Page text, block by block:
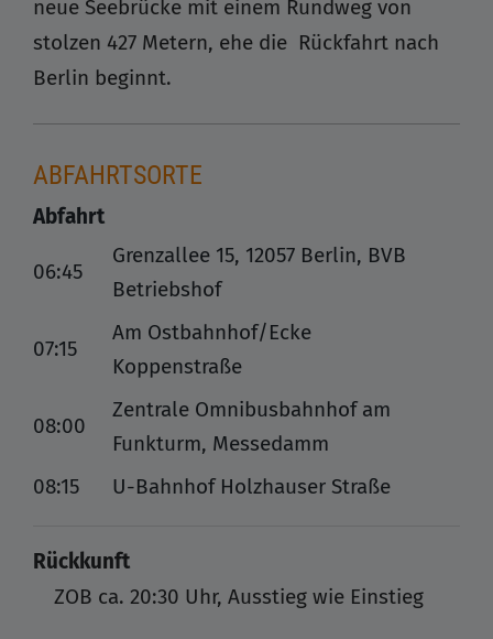
neue Seebrücke mit einem Rundweg von
stolzen 427 Metern, ehe die Rückfahrt nach
Berlin beginnt.
ABFAHRTSORTE
Abfahrt
06:45
Grenzallee 15, 12057 Berlin, BVB
Betriebshof
07:15
Am Ostbahnhof/Ecke
Koppenstraße
08:00
Zentrale Omnibusbahnhof am
Funkturm, Messedamm
08:15
U-Bahnhof Holzhauser Straße
Rückkunft
ZOB ca. 20:30 Uhr, Ausstieg wie Einstieg